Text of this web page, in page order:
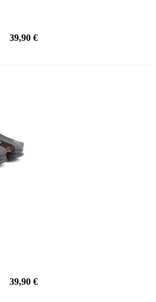
39,90 €
39,90 €